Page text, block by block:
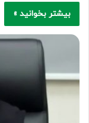
بیشتر بخوانید »